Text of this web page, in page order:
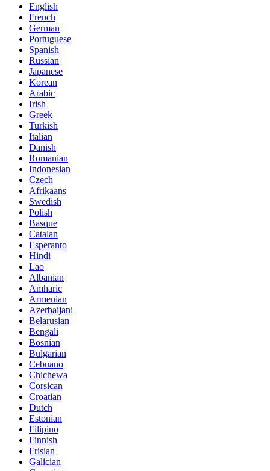
English
French
German
Portuguese
Spanish
Russian
Japanese
Korean
Arabic
Irish
Greek
Turkish
Italian
Danish
Romanian
Indonesian
Czech
Afrikaans
Swedish
Polish
Basque
Catalan
Esperanto
Hindi
Lao
Albanian
Amharic
Armenian
Azerbaijani
Belarusian
Bengali
Bosnian
Bulgarian
Cebuano
Chichewa
Corsican
Croatian
Dutch
Estonian
Filipino
Finnish
Frisian
Galician